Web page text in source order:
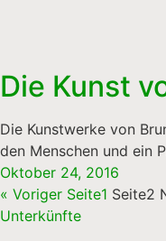
Die Kunst
Die Kunstwerke von
den Menschen und ein
Oktober 24, 2016
« Voriger Seite1 Seite2
Unterkünfte